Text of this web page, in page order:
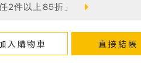
2件以上85折」
入購物車 直接結帳